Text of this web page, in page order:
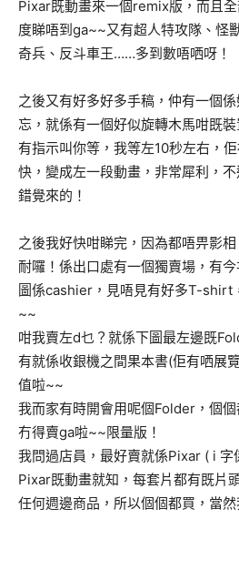
Pixar既動畫來一個remix版，而且
度睇唔到ga~~又有超人特攻隊、怪
奇兵、反斗車王……多到數唔哂呀！
之後又有好多好多手稿，仲有一個
忘，就係有一個好似旋轉木馬咁既
有指示叫你等，我等左10秒左右，
快，變成左一段動畫，非常犀利，
錯覺來的！
之後我好快咁睇完，因為都唔畀影
耐囉！係出口處有一個獨賣場，有
圖係cashier，見唔見有好多T-shirt
~~
咁我賣左d乜？就係下圖最左邊既
有就係收銀機之間果本書(佢有哂展
值啦~~
我而家有時開會用呢個Folder，個
冇得賣ga啦~~限量版！
我問過店員，最好賣就係Pixar ( i 字
Pixar既動畫就知，每套片都有既片
任何週邊商品，所以個個都買，當